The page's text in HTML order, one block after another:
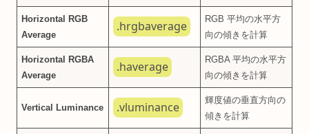
Horizontal RGB
Average
.hrgbaverage
RGB 平均の水平方
向の傾きを計算
Horizontal RGBA
Average
.haverage
RGBA 平均の水平方
向の傾きを計算
Vertical Luminance .vluminance
輝度値の垂直方向の
傾きを計算